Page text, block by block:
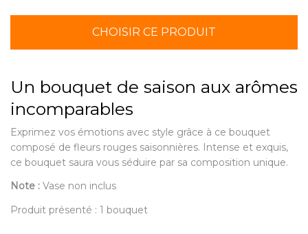
CHOISIR CE PRODUIT
Un bouquet de saison aux arômes
incomparables
Exprimez vos émotions avec style grâce à ce bouquet
composé de fleurs rouges saisonnières. Intense et exquis,
ce bouquet saura vous séduire par sa composition unique.
Note : Vase non inclus
Produit présenté : 1 bouquet